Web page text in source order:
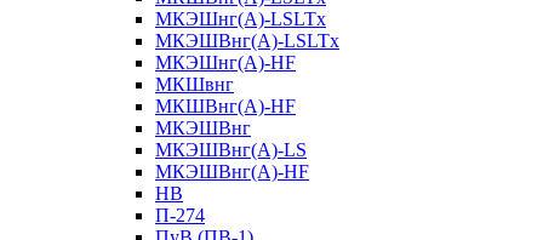
МКЭШнг(А)-LSLTx
МКЭШВнг(A)-LSLTx
МКЭШнг(А)-HF
МКШвнг
МКШВнг(А)-HF
МКЭШВнг
МКЭШВнг(А)-LS
МКЭШВнг(А)-HF
НВ
П-274